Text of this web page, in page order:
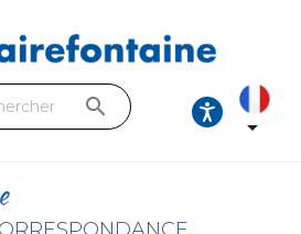
search
